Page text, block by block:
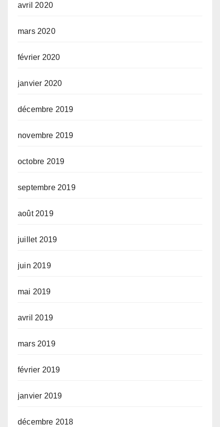
avril 2020
mars 2020
février 2020
janvier 2020
décembre 2019
novembre 2019
octobre 2019
septembre 2019
août 2019
juillet 2019
juin 2019
mai 2019
avril 2019
mars 2019
février 2019
janvier 2019
décembre 2018